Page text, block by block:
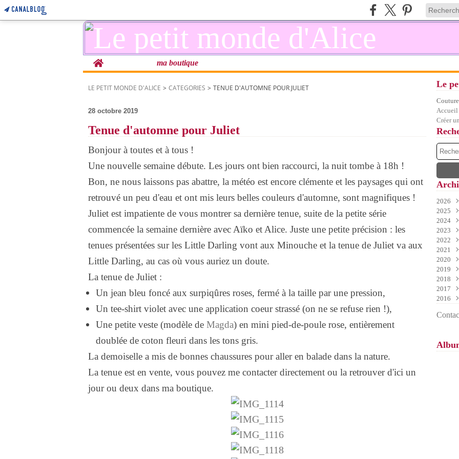
Home ma boutique
LE PETIT MONDE D'ALICE > CATEGORIES > TENUE D'AUTOMNE POUR JULIET
28 octobre 2019
Tenue d'automne pour Juliet
Bonjour à toutes et à tous !
Une nouvelle semaine débute. Les jours ont bien raccourci, la nuit tombe à 18h !
Bon, ne nous laissons pas abattre, la météo est encore clémente et les paysages qui ont
retrouvé un peu d'eau et ont mis leurs belles couleurs d'automne, sont magnifiques !
Juliet est impatiente de vous montrer sa dernière tenue, suite de la petite série
commencée la semaine dernière avec Aïko et Alice. Juste une petite précision : les
tenues présentées sur les Little Darling vont aux Minouche et la tenue de Juliet va aux
Little Darling, au cas où vous auriez un doute.
La tenue de Juliet :
Un jean bleu foncé aux surpiqûres roses, fermé à la taille par une pression,
Un tee-shirt violet avec une application coeur strassé (on ne se refuse rien !),
Une petite veste (modèle de Magda) en mini pied-de-poule rose, entièrement
doublée de coton fleuri dans les tons gris.
La demoiselle a mis de bonnes chaussures pour aller en balade dans la nature.
La tenue est en vente, vous pouvez me contacter directement ou la retrouver d'ici un
jour ou deux dans ma boutique.
Le
Accueil
Créer
2026
Juin
Mai
Avril
Mars
2025
Août
Juin
Mai
Avril
2024
Août
Juin
Mai
2023
Août
Juin
2022
Août
Mai
2021
Août
Juin
2020
2019
Mai
2018
Juin
2017
2016